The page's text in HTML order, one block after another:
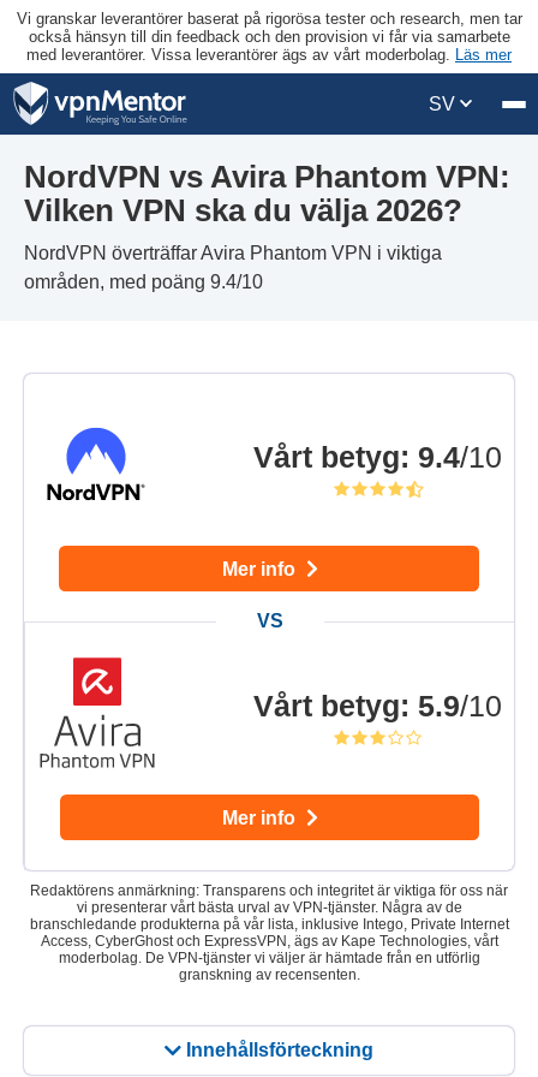
Vi granskar leverantörer baserat på rigorösa tester och research, men tar
också hänsyn till din feedback och den provision vi får via samarbete
med leverantörer. Vissa leverantörer ägs av vårt moderbolag. Läs mer
SV
NordVPN vs Avira Phantom VPN:
Vilken VPN ska du välja 2026?
NordVPN överträffar Avira Phantom VPN i viktiga
områden, med poäng 9.4/10
Innehållsförteckning
Vårt betyg: 9.4/10
Mer info
Vårt betyg: 5.9/10
Mer info
Redaktörens anmärkning: Transparens och integritet är viktiga för oss när
vi presenterar vårt bästa urval av VPN-tjänster. Några av de
branschledande produkterna på vår lista, inklusive Intego, Private Internet
Access, CyberGhost och ExpressVPN, ägs av Kape Technologies, vårt
moderbolag. De VPN-tjänster vi väljer är hämtade från en utförlig
granskning av recensenten.